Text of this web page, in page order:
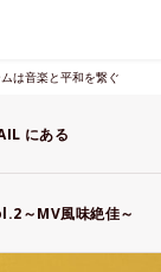
は音楽と平和を繋ぐ
にある
～MV風味絶佳～